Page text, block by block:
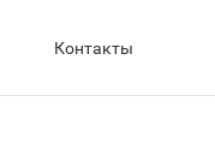
Контакты